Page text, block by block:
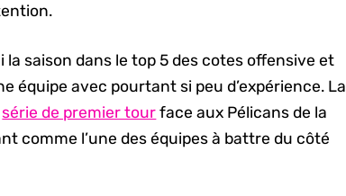
la saison dans le top 5 des cotes offensive et
équipe avec pourtant si peu d’expérience. La
série de premier tour face aux Pélicans de la
comme l’une des équipes à battre du côté